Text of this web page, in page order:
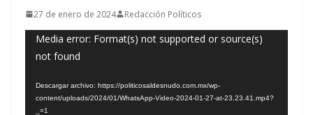
27 de enero de 2024 Redacción Políticos
Reproductor
de
Media error: Format(s) not supported or source(s)
not found
Descargar archivo: https://politicosaldesnudo.com.mx/wp-
content/uploads/2024/01/WhatsApp-Video-2024-01-27-at-23.23.41.mp4?
_=1